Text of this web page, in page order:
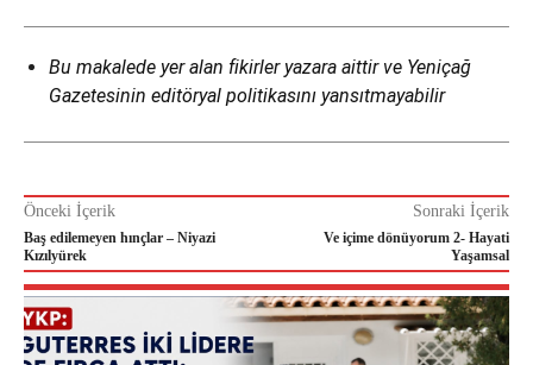
Bu makalede yer alan fikirler yazara aittir ve Yeniçağ
Gazetesinin editöryal politikasını yansıtmayabilir
Önceki İçerik
Baş edilemeyen hınçlar – Niyazi
Kızılyürek
Sonraki İçerik
Ve içime dönüyorum 2- Hayati
Yaşamsal